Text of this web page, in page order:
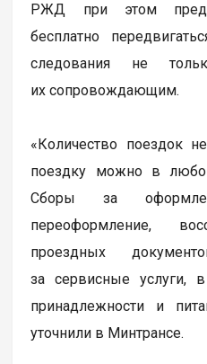
РЖД при этом
бесплатно
следования не
их сопровождающим.
«Количество поездок
поездку можно в
Сборы за
переоформление,
проездных
за сервисные услуги,
принадлежности и
уточнили в Минтрансе.